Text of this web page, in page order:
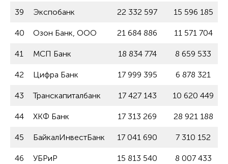
39 Экспобанк 22 332 597 15 596 185
40 Озон Банк, ООО 21 684 886 11 571 704
41 МСП Банк 18 834 774 8 659 533
42 Цифра Банк 17 999 395 6 878 321
43 Транскапиталбанк 17 427 143 10 620 449
44 ХКФ Банк 17 313 269 28 921 188
45 БайкалИнвестБанк 17 041 690 7 310 152
46 УБРиР 15 813 540 8 007 433